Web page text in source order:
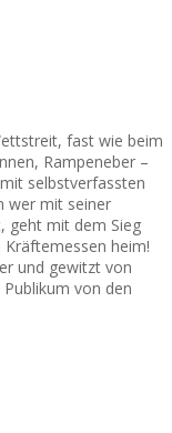
fast wie beim
Rampeneber –
selbstverfassten
wer mit seiner
geht mit dem Sieg
Kräftemessen heim!
und gewitzt von
von den